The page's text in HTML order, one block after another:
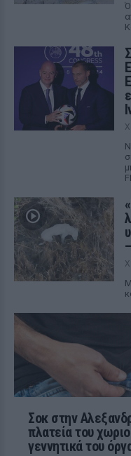
Σοκ στην
πλατεία του
γεννητικά του